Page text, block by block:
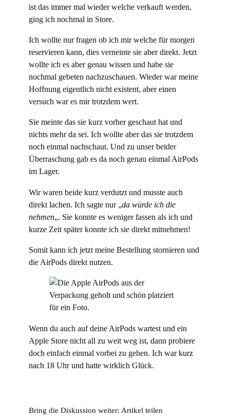
ist das immer mal wieder welche verkauft werden,
ging ich nochmal in Store.
Ich wollte nur fragen ob ich mir welche für morgen
reservieren kann, dies verneinte sie aber direkt. Jetzt
wollte ich es aber genau wissen und habe sie
nochmal gebeten nachzuschauen. Wieder war meine
Hoffnung eigentlich nicht existent, aber einen
versuch war es mir trotzdem wert.
Sie meinte das sie kurz vorher geschaut hat und
nichts mehr da sei. Ich wollte aber das sie trotzdem
noch einmal nachschaut. Und zu unser beider
Überraschung gab es da noch genau einmal AirPods
im Lager.
Wir waren beide kurz verdutzt und musste auch
direkt lachen. Ich sagte nur „da würde ich die
nehmen„. Sie konnte es weniger fassen als ich und
kurze Zeit später konnte ich sie direkt mitnehmen!
Somit kann ich jetzt meine Bestellung stornieren und
die AirPods direkt nutzen.
Wenn du auch auf deine AirPods wartest und ein
Apple Store nicht all zu weit weg ist, dann probiere
doch einfach einmal vorbei zu gehen. Ich war kurz
nach 18 Uhr und hatte wirklich Glück.
Bring die Diskussion weiter: Artikel teilen